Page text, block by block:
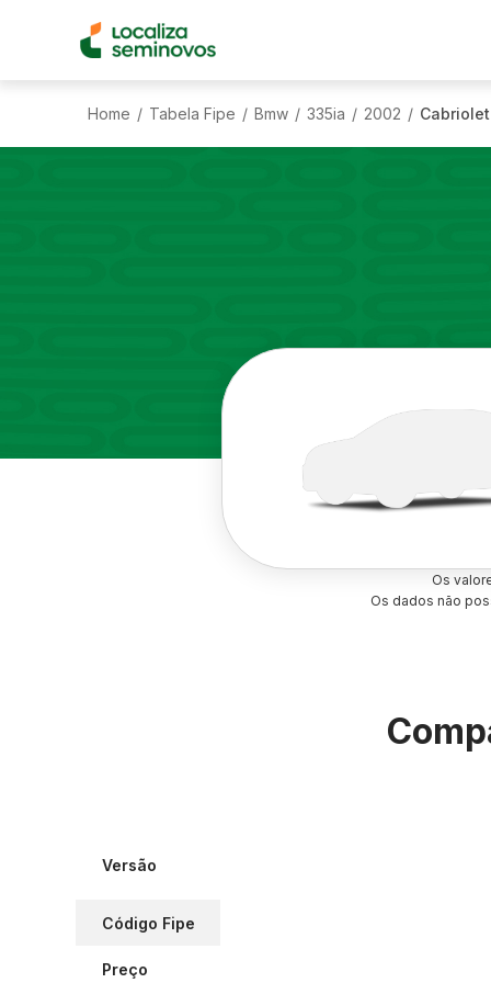
Home / Tabela Fipe / Bmw / 335ia / 2002 /
Os
Os dados não
Versão
Código Fipe
Preço